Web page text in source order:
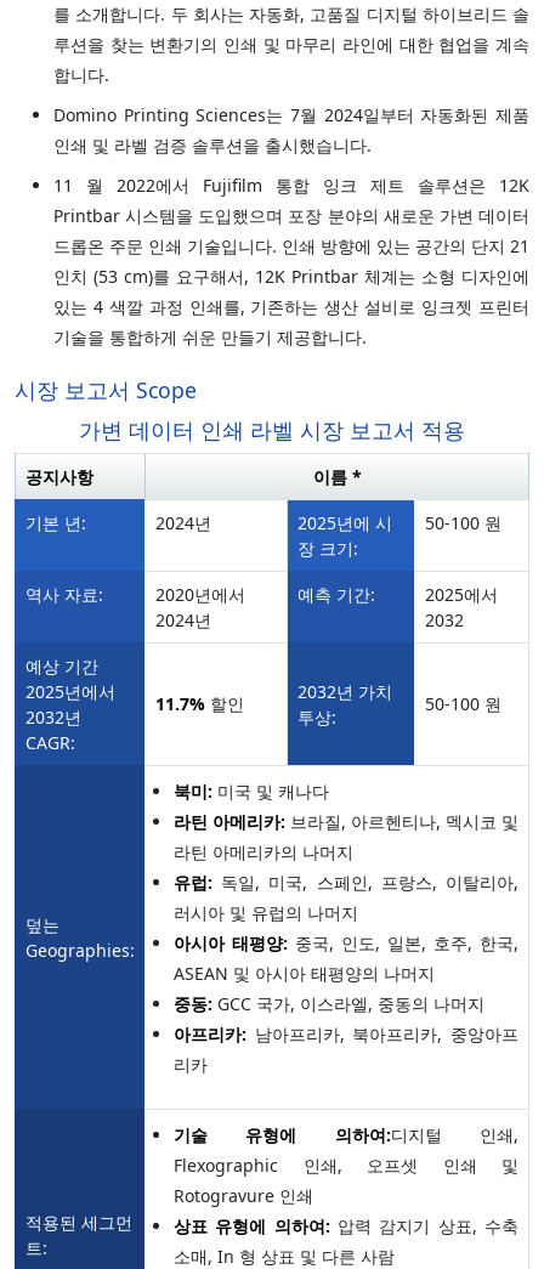
를 소개합니다. 두 회사는 자동화, 고품질 디지털 하이브리드 솔
루션을 찾는 변환기의 인쇄 및 마무리 라인에 대한 협업을 계속
합니다.
Domino Printing Sciences는 7월 2024일부터 자동화된 제품
인쇄 및 라벨 검증 솔루션을 출시했습니다.
11 월 2022에서 Fujifilm 통합 잉크 제트 솔루션은 12K
Printbar 시스템을 도입했으며 포장 분야의 새로운 가변 데이터
드롭온 주문 인쇄 기술입니다. 인쇄 방향에 있는 공간의 단지 21
인치 (53 cm)를 요구해서, 12K Printbar 체계는 소형 디자인에
있는 4 색깔 과정 인쇄를, 기존하는 생산 설비로 잉크젯 프린터
기술을 통합하게 쉬운 만들기 제공합니다.
시장 보고서 Scope
가변 데이터 인쇄 라벨 시장 보고서 적용
공지사항
이름 *
기본 년:
2024년
2025년에 시
장 크기:
50-100 원
역사 자료:
2020년에서
2024년
예측 기간:
2025에서
2032
예상 기간
2025년에서
2032년
CAGR:
11.7% 할인
2032년 가치
투상:
50-100 원
덮는
Geographies:
북미: 미국 및 캐나다
라틴 아메리카: 브라질, 아르헨티나, 멕시코 및
라틴 아메리카의 나머지
유럽: 독일, 미국, 스페인, 프랑스, 이탈리아,
러시아 및 유럽의 나머지
아시아 태평양: 중국, 인도, 일본, 호주, 한국,
ASEAN 및 아시아 태평양의 나머지
중동: GCC 국가, 이스라엘, 중동의 나머지
아프리카: 남아프리카, 북아프리카, 중앙아프
리카
적용된 세그먼
트:
기술 유형에 의하여:디지털 인쇄,
Flexographic 인쇄, 오프셋 인쇄 및
Rotogravure 인쇄
상표 유형에 의하여: 압력 감지기 상표, 수축
소매, In 형 상표 및 다른 사람